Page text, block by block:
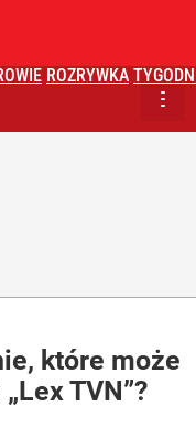
ROZRYWKA
które może
TVN”?